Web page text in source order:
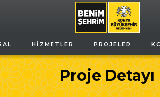
HIZMETLER PROJELER
Proje Detayı